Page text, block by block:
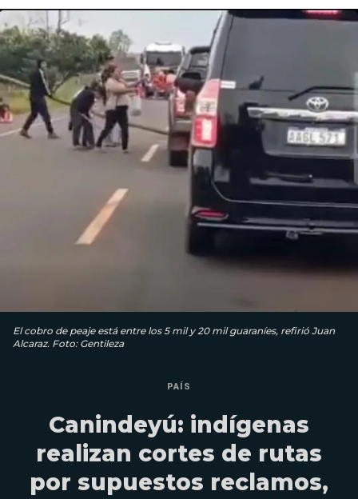
El cobro de peaje está entre los 5 mil y 20 mil guaraníes, refirió Juan
Alcaraz. Foto: Gentileza
PAÍS
Canindeyú: indígenas
realizan cortes de rutas
por supuestos reclamos,